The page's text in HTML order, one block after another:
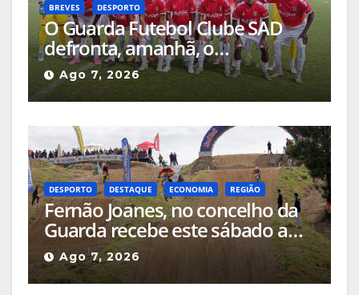
BREVES DESPORTO
O Guarda Futebol Clube SAD
defronta, amanhã, o
Sertanense, num jogo a contar
para a Supertaça da Beira
Interior
Ago 7, 2026
DESPORTO DESTAQUE ECONOMIA REGIÃO
Fernão Joanes, no concelho da
Guarda recebe este sábado a
Etapa do Campeonato Nacional
de Supercross
Ago 7, 2026